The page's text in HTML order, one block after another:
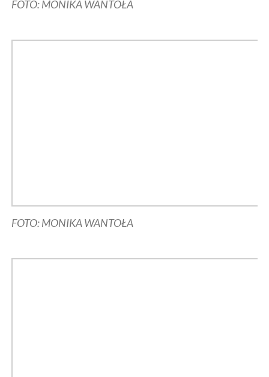
FOTO: MONIKA WANTOŁA
FOTO: MONIKA WANTOŁA